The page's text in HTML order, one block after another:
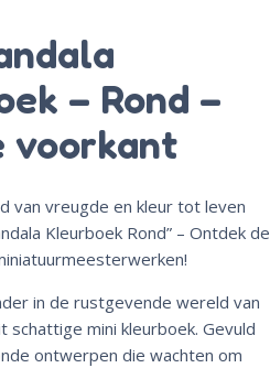
– Rond –
voorkant
van vreugde en kleur tot leven
Kleurboek Rond” – Ontdek de
in de rustgevende wereld van
schattige mini kleurboek. Gevuld
ontwerpen die wachten om